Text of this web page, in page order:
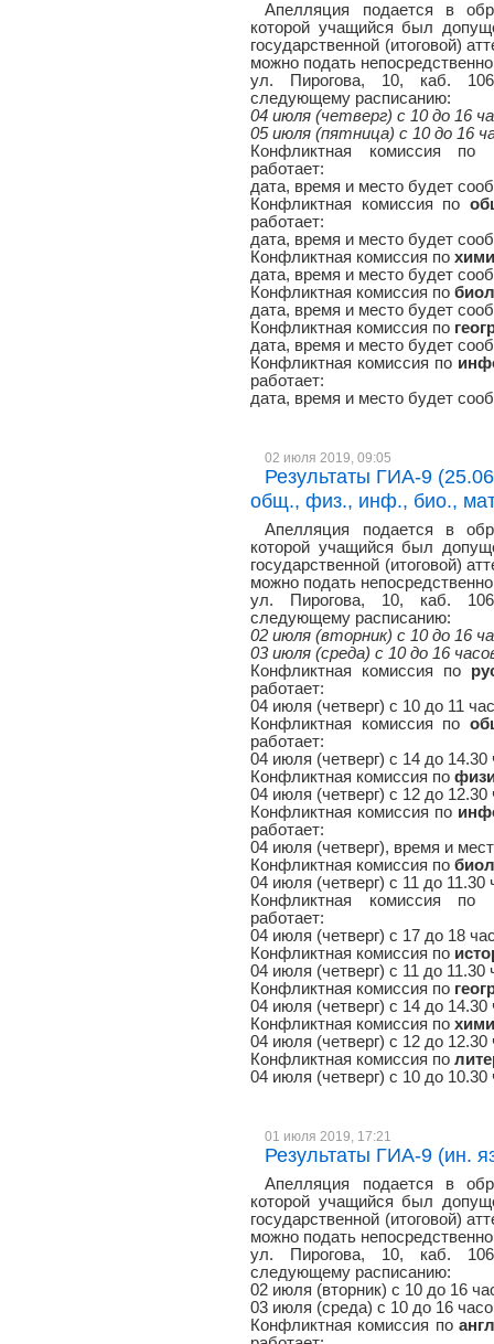
Апелляция подается в
которой учащийся был
государственной (итоговой)
можно подать
ул. Пирогова, 10, каб.
следующему расписанию:
04 июля (четверг) с 10 до 16
05 июля (пятница) с 10 до 16
Конфликтная комиссия по
работает:
дата, время и место будет
Конфликтная комиссия по
работает:
дата, время и место будет
Конфликтная комиссия по
дата, время и место будет
Конфликтная комиссия по
дата, время и место будет
Конфликтная комиссия по
дата, время и место будет
Конфликтная комиссия по
работает:
дата, время и место будет
02 июля 2019, 09:05
Результаты ГИА-9
общ., физ., инф., био.,
Апелляция подается в
которой учащийся был
государственной (итоговой)
можно подать
ул. Пирогова, 10, каб.
следующему расписанию:
02 июля (вторник) с 10 до 16
03 июля (среда) с 10 до 16
Конфликтная комиссия по
работает:
04 июля (четверг) с 10 до 11
Конфликтная комиссия по
работает:
04 июля (четверг) с 14 до
Конфликтная комиссия по
04 июля (четверг) с 12 до 12.30
Конфликтная комиссия по
работает:
04 июля (четверг), время и
Конфликтная комиссия по
04 июля (четверг) с 11 до 11.30
Конфликтная комиссия по
работает:
04 июля (четверг) с 17 до 18
Конфликтная комиссия по
04 июля (четверг) с 11 до
Конфликтная комиссия по
04 июля (четверг) с 14 до 14.30
Конфликтная комиссия по
04 июля (четверг) с 12 до
Конфликтная комиссия по
04 июля (четверг) с 10 до 10.30
01 июля 2019, 17:21
Результаты ГИА-9 (ин.
Апелляция подается в
которой учащийся был
государственной (итоговой)
можно подать
ул. Пирогова, 10, каб.
следующему расписанию:
02 июля (вторник) с 10 до 16
03 июля (среда) с 10 до 16
Конфликтная комиссия по